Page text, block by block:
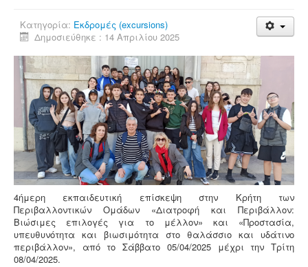
Κατηγορία: Εκδρομές (excursions)
Δημοσιεύθηκε : 14 Απριλίου 2025
4ήμερη εκπαιδευτική επίσκεψη στην Κρήτη των
Περιβαλλοντικών Ομάδων «Διατροφή και Περιβάλλον:
Βιώσιμες επιλογές για το μέλλον» και «Προστασία,
υπευθυνότητα και βιωσιμότητα στο θαλάσσιο και υδάτινο
περιβάλλον», από τo Σάββατο 05/04/2025 μέχρι την Τρίτη
08/04/2025.